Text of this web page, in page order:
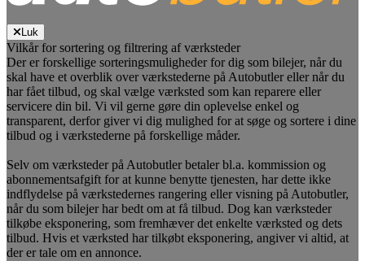
Luk
Vilkår for sortering og filtrering af værksteder
Der er forskellige sorteringsmuligheder for dig som bilejer, når du
skal have et overblik over værkstederne på Autobutler eller når du
har fået tilbud, og skal vælge værksted som kan reparere eller
servicere din bil. Vi vil gerne gøre din oplevelse enkel og
transparent, derfor giver vi dig mulighed for at søge og sortere i dine
tilbud og i værkstederne på forskellige måder.
Selv om værksteder på Autobutler betaler bl.a. kommission og
abonnementsafgift for at kunne benytte tjenesten, har dette ikke
indflydelse på værkstedernes rangering eller visning på Autobutler,
når du som bilejer har bedt om at få tilbud. Dog kan værksteder
tilkøbe eksponering, som fremhæver det enkelte værksted og dets
tilbud. Hvis et værksted har tilkøbt eksponering, angiver vi altid, at
der er tale om en annonce.